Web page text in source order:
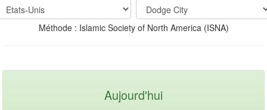
Méthode : Islamic Society of North America (ISNA)
Aujourd'hui